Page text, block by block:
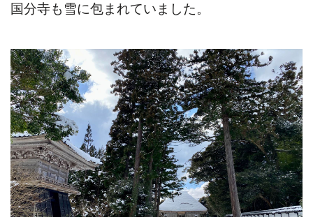
国分寺も雪に包まれていました。